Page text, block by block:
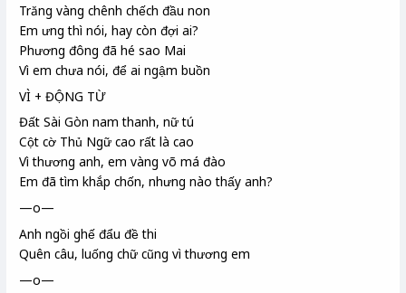
Trăng vàng chênh chếch đầu non
Em ưng thì nói, hay còn đợi ai?
Phương đông đã hé sao Mai
Vì em chưa nói, để ai ngậm buồn
VÌ + ĐỘNG TỪ
Đất Sài Gòn nam thanh, nữ tú
Cột cờ Thủ Ngữ cao rất là cao
Vì thương anh, em vàng võ má đào
Em đã tìm khắp chốn, nhưng nào thấy anh?
—o—
Anh ngồi ghế đẩu đề thi
Quên câu, luống chữ cũng vì thương em
—o—